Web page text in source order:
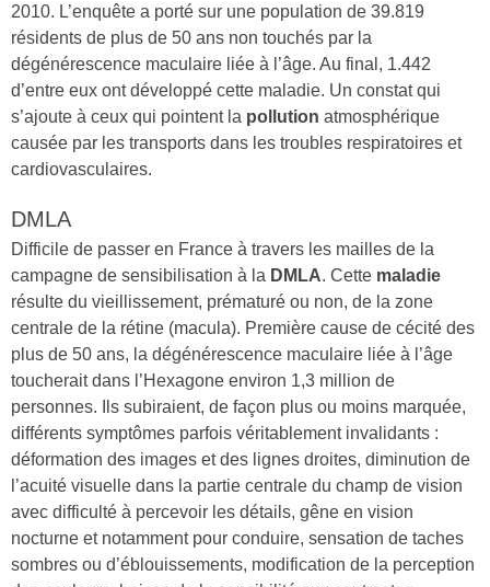
2010. L’enquête a porté sur une population de 39.819
résidents de plus de 50 ans non touchés par la
dégénérescence maculaire liée à l’âge. Au final, 1.442
d’entre eux ont développé cette maladie. Un constat qui
s’ajoute à ceux qui pointent la pollution atmosphérique
causée par les transports dans les troubles respiratoires et
cardiovasculaires.
DMLA
Difficile de passer en France à travers les mailles de la
campagne de sensibilisation à la DMLA . Cette maladie
résulte du vieillissement, prématuré ou non, de la zone
centrale de la rétine (macula). Première cause de cécité des
plus de 50 ans, la dégénérescence maculaire liée à l’âge
toucherait dans l’Hexagone environ 1,3 million de
personnes. Ils subiraient, de façon plus ou moins marquée,
différents symptômes parfois véritablement invalidants :
déformation des images et des lignes droites, diminution de
l’acuité visuelle dans la partie centrale du champ de vision
avec difficulté à percevoir les détails, gêne en vision
nocturne et notamment pour conduire, sensation de taches
sombres ou d’éblouissements, modification de la perception